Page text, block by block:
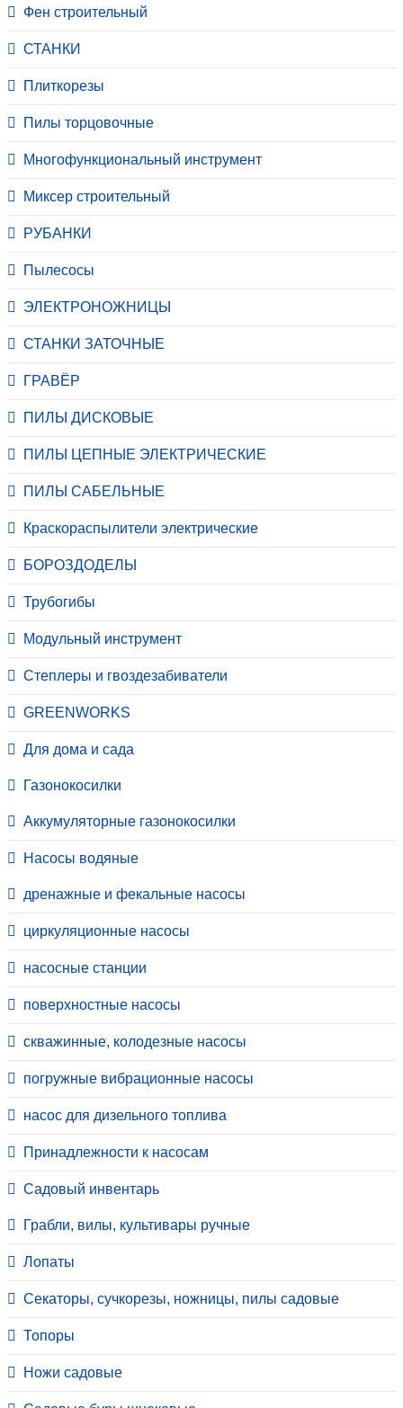
Фен строительный
СТАНКИ
Плиткорезы
Пилы торцовочные
Многофункциональный инструмент
Миксер строительный
РУБАНКИ
Пылесосы
ЭЛЕКТРОНОЖНИЦЫ
СТАНКИ ЗАТОЧНЫЕ
ГРАВЁР
ПИЛЫ ДИСКОВЫЕ
ПИЛЫ ЦЕПНЫЕ ЭЛЕКТРИЧЕСКИЕ
ПИЛЫ САБЕЛЬНЫЕ
Краскораспылители электрические
БОРОЗДОДЕЛЫ
Трубогибы
Модульный инструмент
Степлеры и гвоздезабиватели
GREENWORKS
Для дома и сада
Газонокосилки
Аккумуляторные газонокосилки
Насосы водяные
дренажные и фекальные насосы
циркуляционные насосы
насосные станции
поверхностные насосы
скважинные, колодезные насосы
погружные вибрационные насосы
насос для дизельного топлива
Принадлежности к насосам
Садовый инвентарь
Грабли, вилы, культивары ручные
Лопаты
Секаторы, сучкорезы, ножницы, пилы садовые
Топоры
Ножи садовые